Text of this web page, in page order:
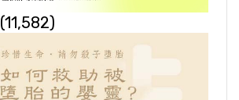
(11,582)